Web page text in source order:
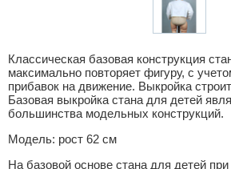
Классическая базовая конструкция
максимально повторяет фигуру, с
прибавок на движение. Выкройка
Базовая выкройка стана для детей
большинства модельных конструкций.
Модель: рост 62 см
На базовой основе стана для детей